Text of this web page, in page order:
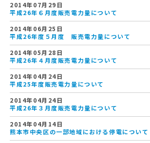
2014年07月29日
平成26年６月度販売電力量について
2014年06月25日
平成26年度５月度 販売電力量について
2014年05月28日
平成26年４月度販売電力量について
2014年04月24日
平成25年度販売電力量について
2014年04月24日
平成26年３月度販売電力量について
2014年04月14日
熊本市中央区の一部地域における停電について